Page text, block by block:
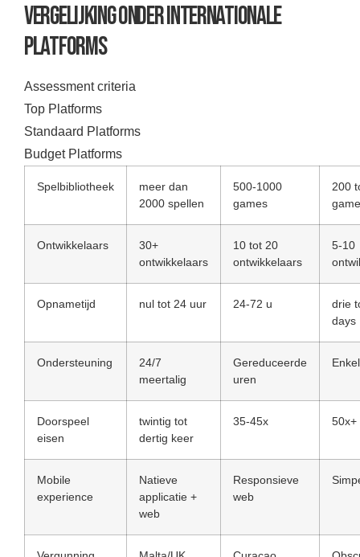
Vergelijking onder Internationale
Platforms
Assessment criteria
Top Platforms
Standaard Platforms
Budget Platforms
Spelbibliotheek
meer dan
2000 spellen
500-1000
games
200
Ontwikkelaars
30+
ontwikkelaars
10 tot 20
ontwikkelaars
5-10
Opnametijd nul tot 24 uur 24-72 u
drie
days
Ondersteuning
24/7
meertalig
Gereduceerde
uren
Doorspeel
eisen
twintig tot
dertig keer
35-45x 50x+
Mobile
experience
Natieve
applicatie +
web
Responsieve
web